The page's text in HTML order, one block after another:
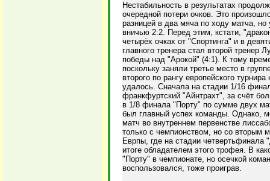
Нестабильность в результатах
очередной потери очков. Это
разницей в два мяча по ходу матча,
вничью 2:2. Перед этим, кстати,
четырёх очках от "Спортинга" и в
главного тренера стал второй тренер
победы над "Арокой" (4:1). К тому
поскольку заняли третье место в
второго по рангу европейского
удалось. Сначала на стадии 1/16
франкфуртский "Айнтрахт", за счёт
в 1/8 финала "Порту" по сумме двух
был главный успех команды. Однако,
матч во внутреннем первенстве
только с чемпионством, но со вторым
Еврпы, где на стадии
итоге обладателем этого трофея. В
"Порту" в чемпионате, но осечкой
воспользовался, тоже проиграв.